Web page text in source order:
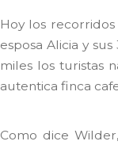
Hoy los
esposa Alicia y
miles los turistas
autentica finca
Como dice